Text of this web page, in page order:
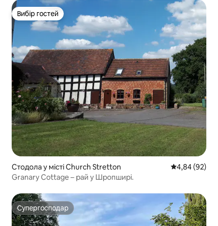
Вибір гостей
Вибір гостей
Стодола у місті Church Stretton Середня
4,84 (92)
Granary Cottage – рай у Шропширі.
Супергосподар
Супергосподар